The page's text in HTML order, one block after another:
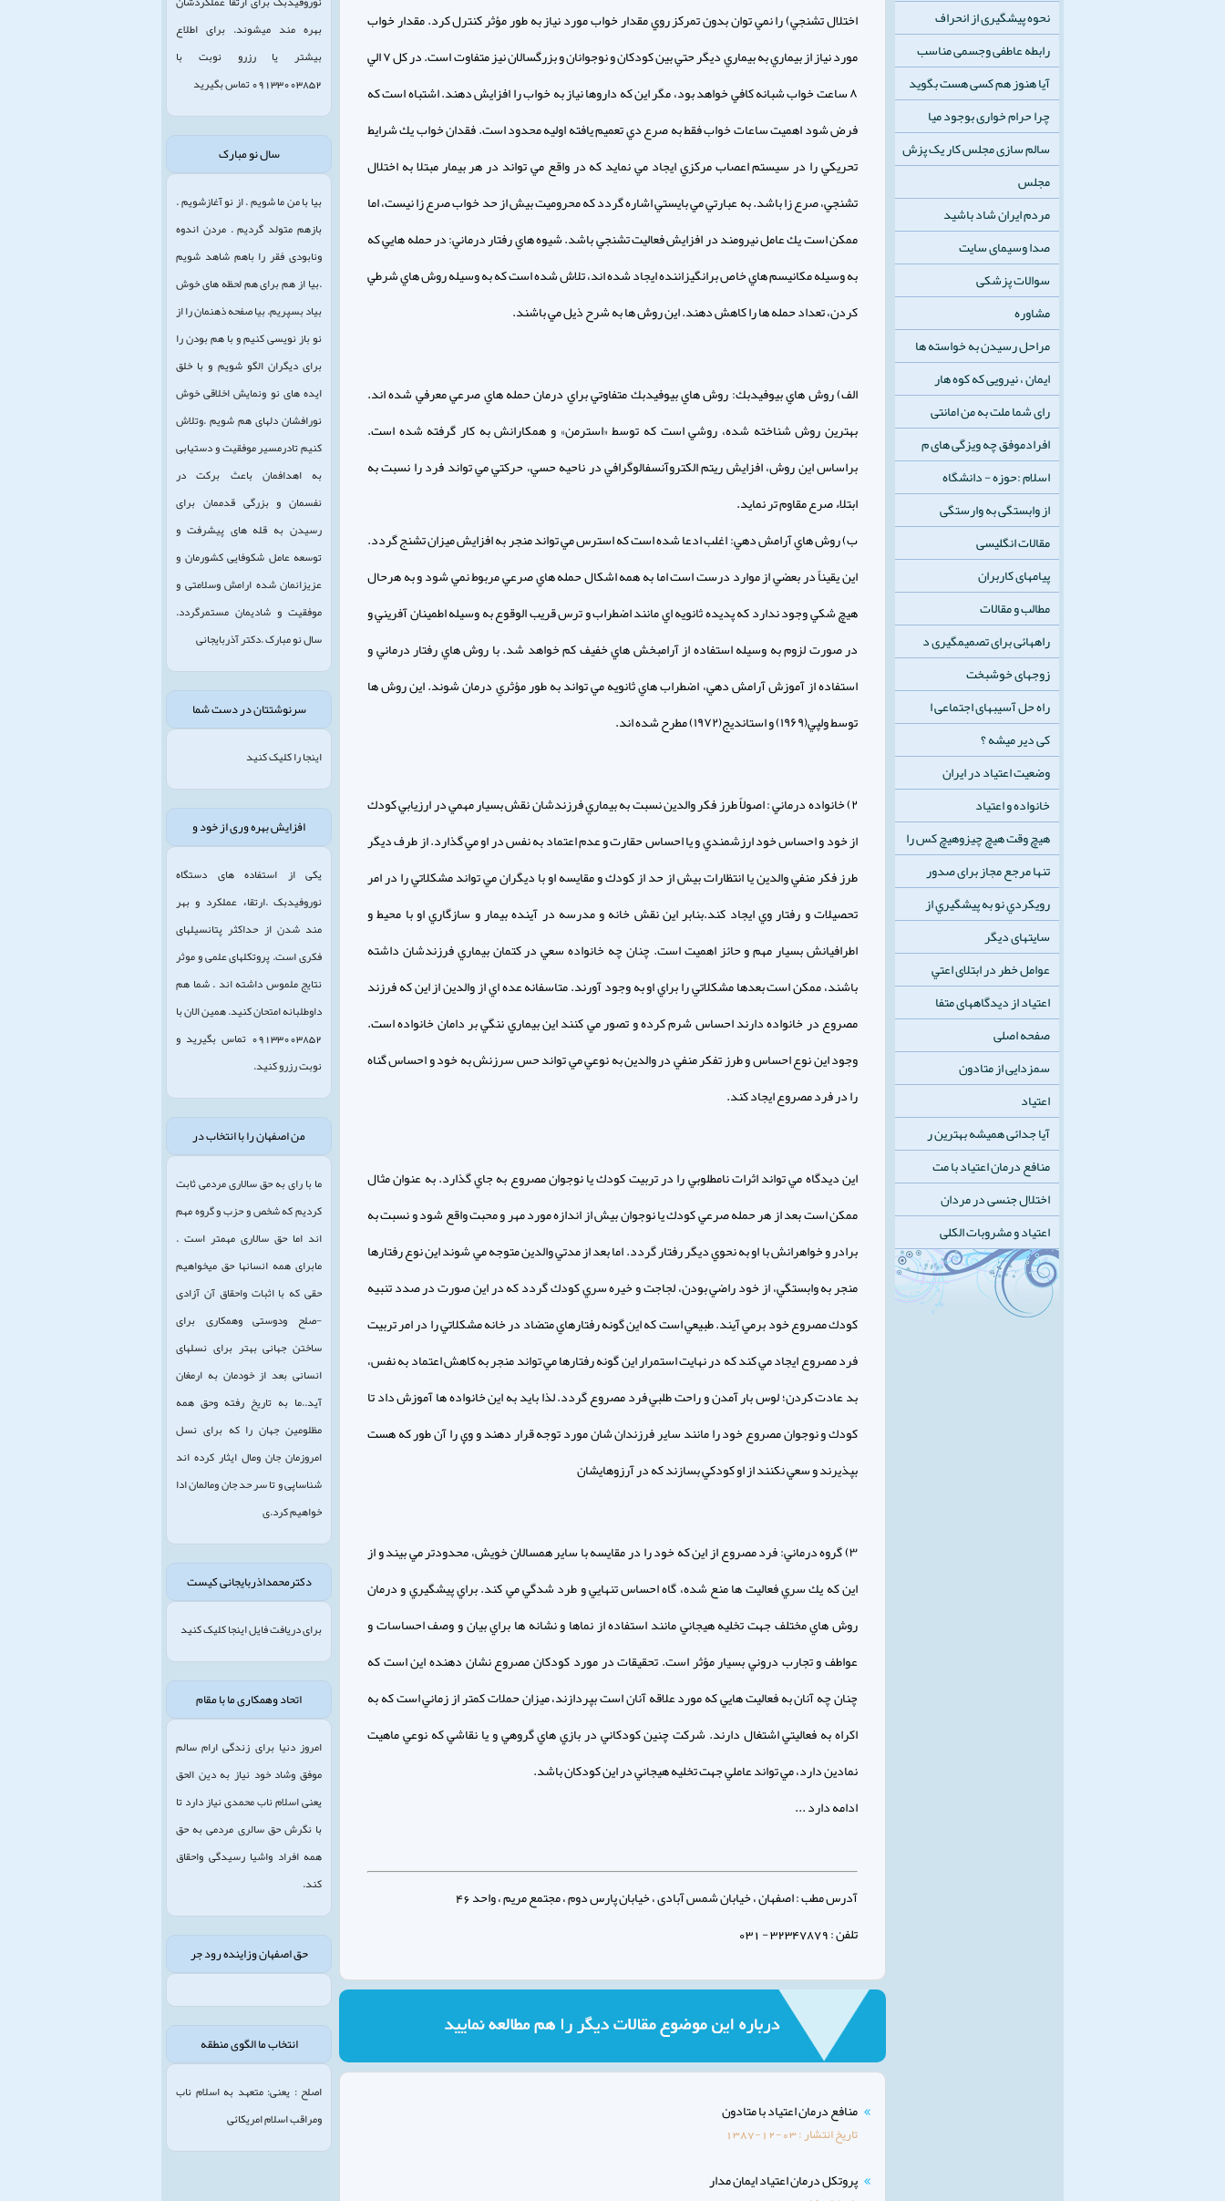
بهره مند میشوند. برای اطلاع
بیشتر یا رزرو نوبت با
09133003852 تماس بگیرید
سال نو مبارک
بیا با من ما شویم . از نو آغازشویم .
بازهم متولد گردیم . مردن اندوه
ونابودی فقر را باهم شاهد شویم
.بیا از هم برای هم لحظه های خوش
بیاد بسپریم. بیا صفحه ذهنمان را از
نو باز نویسی کنیم و با هم بودن را
برای دیگران الگو شویم و با خلق
ایده های نو ونمایش اخلاقی خوش
نورافشان دلهای هم شویم .وتلاش
کنیم تادرمسیر موفقیت و دستیابی
به اهدافمان باعث برکت در
نفسمان و بزرگی قدممان برای
رسیدن به قله های پیشرفت و
توسعه عامل شکوفایی کشورمان و
عزیزانمان شده ارامش وسلامتی و
موفقیت و شادیمان مستمرگردد.
سال نو مبارک .دکتر آذربایجانی
سرنوشتتان در دست شما
اینجا را کلیک کنید
افزایش بهره وری از خود و
یکی از استفاده های دستگاه
نوروفیدبک .ارتقاء عملکرد و بهر
مند شدن از حداکثر پتانسیلهای
فکری است. پروتکلهای علمی و موثر
نتایج ملموس داشته اند . شما هم
داوطلبانه امتحان کنید. همین الان با
09133003852 تماس بگیرید و
نوبت رزرو کنید.
من اصفهان را با انتخاب در
ما با رای به حق سالاری مردمی ثابت
کردیم که شخص و حزب و گروه مهم
اند اما حق سالاری مهمتر است .
مابرای همه انسانها حق میخواهیم
حقی که با اثبات واحقاق آن آزادی
-صلح ودوستی وهمکاری برای
ساختن جهانی بهتر برای نسلهای
انسانی بعد از خودمان به ارمغان
آید..ما به تاریخ رفته وحق همه
مظلومین جهان را که برای نسل
امروزمان جان ومال ایثار کرده اند
شناساپی و تا سر حد جان ومالمان ادا
خواهیم کرد.ی
دکترمحمداذربایجانی کیست
برای دریافت فایل اینجا کلیک کنید
اتحاد وهمکاری ما با مقام
امروز دنیا برای زندگی ارام سالم
موفق وشاد خود نیاز به دین الحق
یعنی اسلام ناب محمدی نیاز دارد تا
با نگرش حق سالری مردمی به حق
همه افراد واشیا رسیدگی واحقاق
کند.
حق اصفهان وزاینده رود جر
انتخاب ما الگوی منطقه
اصلح : یعنی: متعهد به اسلام ناب
ومراقب اسلام امریکائی
اختلال تشنجي) را نمي توان بدون تمركز روي مقدار خواب مورد نياز به طور مؤثر كنترل كرد. مقدار خواب
مورد نياز از بيماري به بيماري ديگر حتي بين كودكان و نوجوانان و بزرگسالان نيز متفاوت است. در كل ۷ الي
۸ ساعت خواب شبانه كافي خواهد بود، مگر اين كه داروها نياز به خواب را افزايش دهند. اشتباه است كه
فرض شود اهميت ساعات خواب فقط به صرع دي تعميم يافته اوليه محدود است. فقدان خواب يك شرايط
تحريكي را در سيستم اعصاب مركزي ايجاد مي نمايد كه در واقع مي تواند در هر بيمار مبتلا به اختلال
تشنجي، صرع زا باشد. به عبارتي مي بايستي اشاره گردد كه محروميت بيش از حد خواب صرع زا نيست، اما
ممكن است يك عامل نيرومند در افزايش فعاليت تشنجي باشد. شيوه هاي رفتار درماني: در حمله هايي كه
به وسيله مكانيسم هاي خاص برانگيزاننده ايجاد شده اند، تلاش شده است كه به وسيله روش هاي شرطي
كردن، تعداد حمله ها را كاهش دهند. اين روش ها به شرح ذيل مي باشند.
الف) روش هاي بيوفيدبك: روش هاي بيوفيدبك متفاوتي براي درمان حمله هاي صرعي معرفي شده اند.
بهترين روش شناخته شده، روشي است كه توسط «استرمن» و همكارانش به كار گرفته شده است.
براساس اين روش، افزايش ريتم الكتروآنسفالوگرافي در ناحيه حسي، حركتي مي تواند فرد را نسبت به
ابتلاء صرع مقاوم تر نمايد.
ب) روش هاي آرامش دهي: اغلب ادعا شده است كه استرس مي تواند منجر به افزايش ميزان تشنج گردد.
اين يقيناً در بعضي از موارد درست است اما به همه اشكال حمله هاي صرعي مربوط نمي شود و به هرحال
هيچ شكي وجود ندارد كه پديده ثانويه اي مانند اضطراب و ترس قريب الوقوع به وسيله اطمينان آفريني و
در صورت لزوم به وسيله استفاده از آرامبخش هاي خفيف كم خواهد شد. با روش هاي رفتار درماني و
استفاده از آموزش آرامش دهي، اضطراب هاي ثانويه مي تواند به طور مؤثري درمان شوند. اين روش ها
توسط ولپي(۱۹۶۹) و استانديج(۱۹۷۲) مطرح شده اند.
۲) خانواده درماني : اصولاً طرز فكر والدين نسبت به بيماري فرزندشان نقش بسيار مهمي در ارزيابي كودك
از خود و احساس خود ارزشمندي و يا احساس حقارت و عدم اعتماد به نفس در او مي گذارد. از طرف ديگر
طرز فكر منفي والدين يا انتظارات بيش از حد از كودك و مقايسه او با ديگران مي تواند مشكلاتي را در امر
تحصيلات و رفتار وي ايجاد كند.بنابر اين نقش خانه و مدرسه در آينده بيمار و سازگاري او با محيط و
اطرافيانش بسيار مهم و حائز اهميت است. چنان چه خانواده سعي در كتمان بيماري فرزندشان داشته
باشند، ممكن است بعدها مشكلاتي را براي او به وجود آورند. متاسفانه عده اي از والدين از اين كه فرزند
مصروع در خانواده دارند احساس شرم كرده و تصور مي كنند اين بيماري ننگي بر دامان خانواده است.
وجود اين نوع احساس و طرز تفكر منفي در والدين به نوعي مي تواند حس سرزنش به خود و احساس گناه
را در فرد مصروع ايجاد كند.
اين ديدگاه مي تواند اثرات نامطلوبي را در تربيت كودك يا نوجوان مصروع به جاي گذارد. به عنوان مثال
ممكن است بعد از هر حمله صرعي كودك يا نوجوان بيش از اندازه مورد مهر و محبت واقع شود و نسبت به
برادر و خواهرانش با او به نحوي ديگر رفتار گردد. اما بعد از مدتي والدين متوجه مي شوند اين نوع رفتارها
منجر به وابستگي، از خود راضي بودن، لجاجت و خيره سري كودك گردد كه در اين صورت در صدد تنبيه
كودك مصروع خود برمي آيند. طبيعي است كه اين گونه رفتارهاي متضاد در خانه مشكلاتي را در امر تربيت
فرد مصروع ايجاد مي كند كه در نهايت استمرار اين گونه رفتارها مي تواند منجر به كاهش اعتماد به نفس،
بد عادت كردن؛ لوس بار آمدن و راحت طلبي فرد مصروع گردد. لذا بايد به اين خانواده ها آموزش داد تا
كودك و نوجوان مصروع خود را مانند ساير فرزندان شان مورد توجه قرار دهند و وي را آن طور كه هست
بپذيرند و سعي نكنند از او كودكي بسازند كه در آرزوهايشان
۳) گروه درماني: فرد مصروع از اين كه خود را در مقايسه با ساير همسالان خويش، محدودتر مي بيند و از
اين كه يك سري فعاليت ها منع شده، گاه احساس تنهايي و طرد شدگي مي كند. براي پيشگيري و درمان
روش هاي مختلف جهت تخليه هيجاني مانند استفاده از نماها و نشانه ها براي بيان و وصف احساسات و
عواطف و تجارب دروني بسيار مؤثر است. تحقيقات در مورد كودكان مصروع نشان دهنده اين است كه
چنان چه آنان به فعاليت هايي كه مورد علاقه آنان است بپردازند، ميزان حملات كمتر از زماني است كه به
اكراه به فعاليتي اشتغال دارند. شركت چنين كودكاني در بازي هاي گروهي و يا نقاشي كه نوعي ماهيت
نمادين دارد، مي تواند عاملي جهت تخليه هيجاني در اين كودكان باشد.
ادامه دارد ...
آدرس مطب : اصفهان ، خیابان شمس آبادی ، خیابان پارس دوم ، مجتمع مریم ، واحد 46
تلفن : 32347879 - 031
منافع درمان اعتیاد با متادون
تاریخ انتشار :1387-12-03
پروتکل درمان اعتیاد ایمان مدار
نحوه پیشگیری از انحراف
رابطه عاطفی وجسمی مناسب
آیا هنوز هم کسی هست بگوید
چرا حرام خواری بوجود میا
سالم سازی مجلس کار یک پزش
مجلس
مردم ایران شاد باشید
صدا وسیمای سایت
سوالات پزشکی
مشاوره
مراحل رسیدن به خواسته ها
ایمان ، نیرویی که کوه هار
رای شما ملت به من امانتی
افرادموفق چه ویزگی های م
اسلام :حوزه - دانشگاه
از وابستگی به وارستگی
مقالات انگلیسی
پیامهای کاربران
مطالب و مقالات
راههائی برای تصمیمگیری د
زوجهای خوشبخت
راه حل آسيبهای اجتماعی ا
کی دیر میشه ؟
وضعیت اعتیاد در ایران
خانواده و اعتیاد
هیچ وقت هیچ چیزوهیچ کس را
تنها مرجع مجاز برای صدور
رويكردي نو به پيشگيري از
سایتهای دیگر
عوامل خطر در ابتلای اعتي
اعتیاد از دیدگاههای متفا
صفحه اصلی
سمزدایی از متادون
اعتیاد
آیا جدائی همیشه بهترین ر
منافع درمان اعتیاد با مت
اختلال جنسی در مردان
اعتیاد و مشروبات الکلی